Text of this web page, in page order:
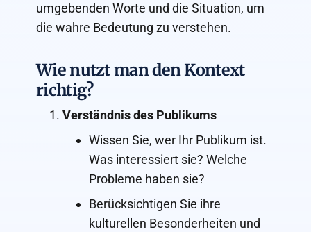
umgebenden Worte und die Situation, um
die wahre Bedeutung zu verstehen.
Wie nutzt man den Kontext
richtig?
Verständnis des Publikums
Wissen Sie, wer Ihr Publikum ist.
Was interessiert sie? Welche
Probleme haben sie?
Berücksichtigen Sie ihre
kulturellen Besonderheiten und